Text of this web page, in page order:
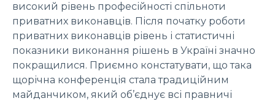
високий рівень професійності спільноти
приватних виконавців. Після початку роботи
приватних виконавців рівень і статистичні
показники виконання рішень в Україні значно
покращилися. Приємно констатувати, що така
щорічна конференція стала традиційним
майданчиком, який об’єднує всі правничі